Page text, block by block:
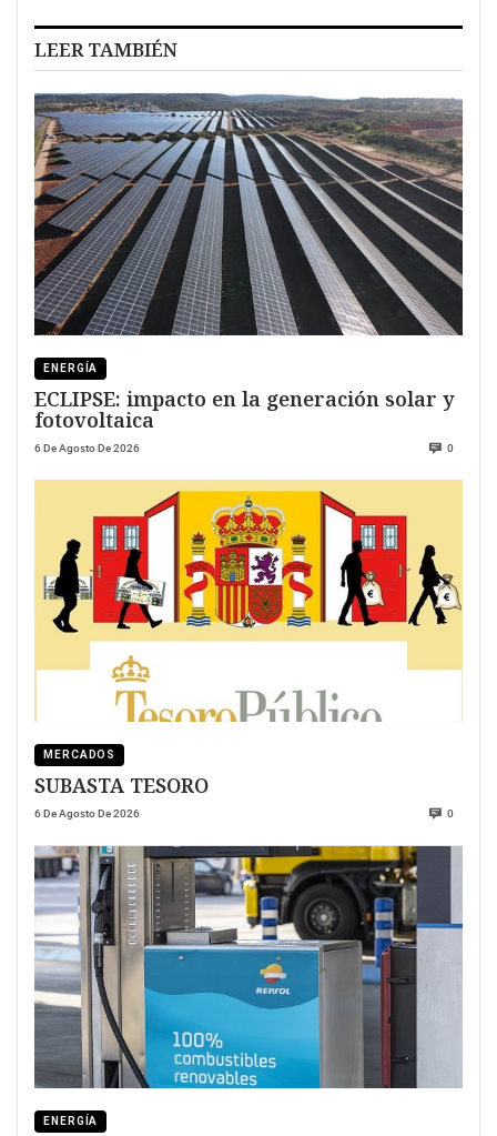
LEER TAMBIÉN
ENERGÍA
ECLIPSE: impacto en la generación solar y
fotovoltaica
6 De Agosto De 2026 0
MERCADOS
SUBASTA TESORO
6 De Agosto De 2026 0
ENERGÍA